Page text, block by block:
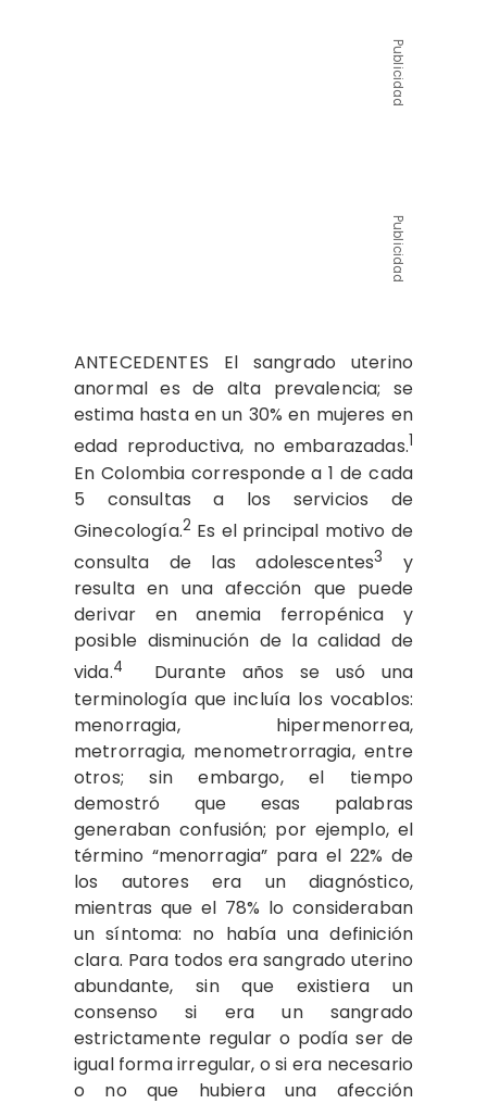
Publicidad
Publicidad
ANTECEDENTES El sangrado uterino
anormal es de alta prevalencia; se
estima hasta en un 30% en mujeres en
edad reproductiva, no embarazadas.1
En Colombia corresponde a 1 de cada
5 consultas a los servicios de
Ginecología.2 Es el principal motivo de
consulta de las adolescentes3
y
resulta en una afección que puede
derivar en anemia ferropénica y
posible disminución de la calidad de
vida.4
Durante años se usó una
terminología que incluía los vocablos:
menorragia, hipermenorrea,
metrorragia, menometrorragia, entre
otros; sin embargo, el tiempo
demostró que esas palabras
generaban confusión; por ejemplo, el
término “menorragia” para el 22% de
los autores era un diagnóstico,
mientras que el 78% lo consideraban
un síntoma: no había una definición
clara. Para todos era sangrado uterino
abundante, sin que existiera un
consenso si era un sangrado
estrictamente regular o podía ser de
igual forma irregular, o si era necesario
o no que hubiera una afección